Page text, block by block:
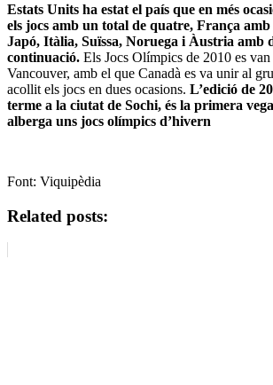
Estats Units ha estat el país que en més
els jocs amb un total de quatre, França
Japó, Itàlia, Suïssa, Noruega i Àustria amb
continuació. Els Jocs Olímpics de 2010 es van
Vancouver, amb el que Canadà es va unir al
acollit els jocs en dues ocasions. L’edició de
terme a la ciutat de Sochi, és la primera
alberga uns jocs olímpics d’hivern
Font: Viquipèdia
Related posts: